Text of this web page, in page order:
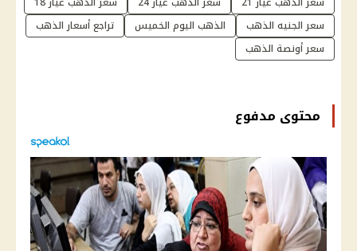
سعر الجنيه الذهب
الذهب اليوم الخميس
تراجع أسعار الذهب
سعر أونصة الذهب
محتوى مدفوع